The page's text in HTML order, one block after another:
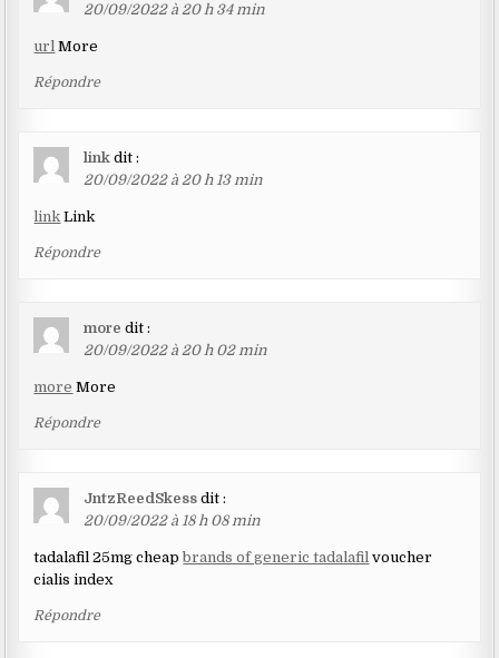
20/09/2022 à 20 h 34 min
url More
Répondre
link dit :
20/09/2022 à 20 h 13 min
link Link
Répondre
more dit :
20/09/2022 à 20 h 02 min
more More
Répondre
JntzReedSkess dit :
20/09/2022 à 18 h 08 min
tadalafil 25mg cheapbrands of generic tadalafil voucher
cialis index
Répondre